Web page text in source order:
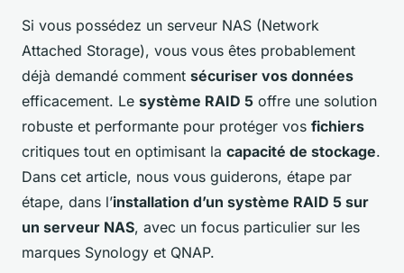
Si vous possédez un serveur NAS (Network
Attached Storage), vous vous êtes probablement
déjà demandé comment sécuriser vos données
efficacement. Le système RAID 5 offre une solution
robuste et performante pour protéger vos fichiers
critiques tout en optimisant la capacité de stockage.
Dans cet article, nous vous guiderons, étape par
étape, dans l’installation d’un système RAID 5 sur
un serveur NAS, avec un focus particulier sur les
marques Synology et QNAP.